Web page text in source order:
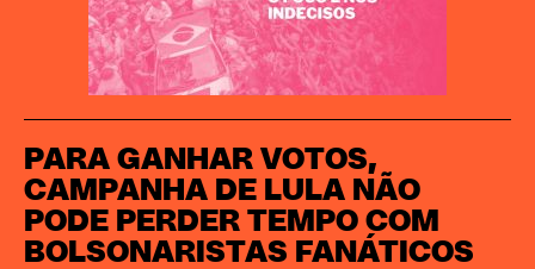
PARA GANHAR VOTOS,
CAMPANHA DE LULA NÃO
PODE PERDER TEMPO COM
BOLSONARISTAS FANÁTICOS